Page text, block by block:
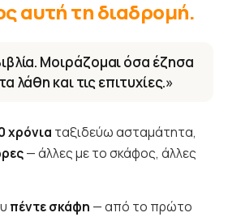
αυτή τη διαδρομή.
Μοιράζομαι όσα έζησα
λάθη και τις επιτυχίες.»
χρόνια ταξιδεύω ασταμάτητα,
— άλλες με το σκάφος, άλλες
πέντε σκάφη — από το πρώτο